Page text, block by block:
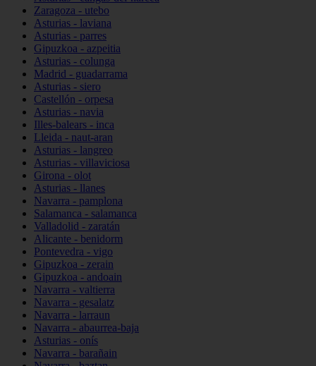
Zaragoza - utebo
Asturias - laviana
Asturias - parres
Gipuzkoa - azpeitia
Asturias - colunga
Madrid - guadarrama
Asturias - siero
Castellón - orpesa
Asturias - navia
Illes-balears - inca
Lleida - naut-aran
Asturias - langreo
Asturias - villaviciosa
Girona - olot
Asturias - llanes
Navarra - pamplona
Salamanca - salamanca
Valladolid - zaratán
Alicante - benidorm
Pontevedra - vigo
Gipuzkoa - zerain
Gipuzkoa - andoain
Navarra - valtierra
Navarra - gesalatz
Navarra - larraun
Navarra - abaurrea-baja
Asturias - onís
Navarra - barañain